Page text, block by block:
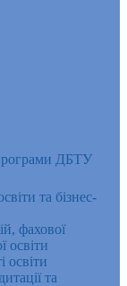
програми ДБТУ
та бізнес-
фахової
освіти
освіти
та